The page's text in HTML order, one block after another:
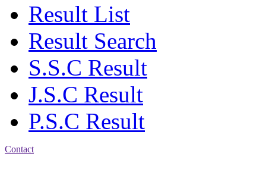
Result List
Result Search
S.S.C Result
J.S.C Result
P.S.C Result
Contact